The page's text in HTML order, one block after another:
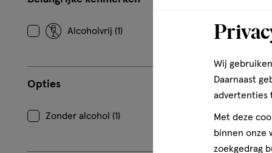
Alcoholvrij (1)
Opties
Zonder alcohol (1)
Wij
Daarnaast
advertenties
Met deze
binnen onze
zoekgedrag